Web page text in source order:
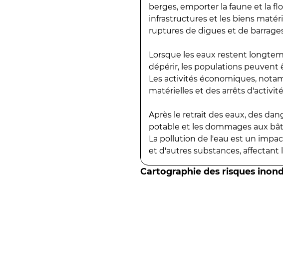
berges, emporter la faune et la
infrastructures et les biens
ruptures de digues et de
Lorsque les eaux restent
dépérir, les populations peuvent
Les activités économiques,
matérielles et des arrêts
Après le retrait des eaux, des
potable et les dommages aux
La pollution de l'eau est un
et d'autres substances, affectant
Cartographie des risques